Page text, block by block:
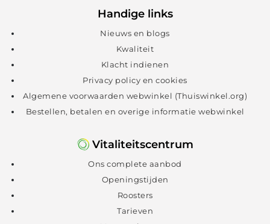
mijn werkdag ervaar ik last onder
mijn voet. De oefeningen en het
advies over belasting en schoeisel
hebben ervoor gezorgd dat ik
nauwelijks meer klachten ervaar.
Handige links
Nieuws en blogs
Kwaliteit
Klacht indienen
Privacy policy en cookies
Algemene voorwaarden webwinkel (Thuiswinkel.org)
Bestellen, betalen en overige informatie webwinkel
Vitaliteitscentrum
Ons complete aanbod
Openingstijden
Roosters
Tarieven